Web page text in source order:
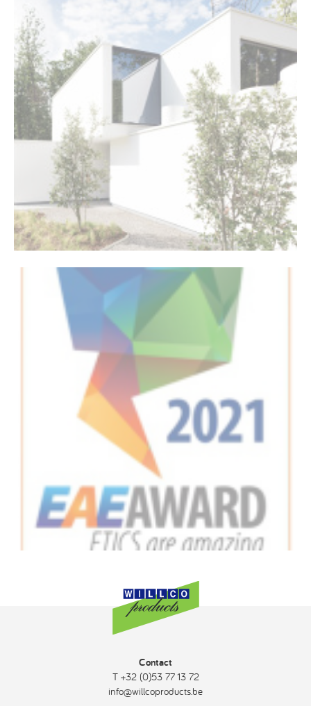
Contact
T +32 (0)53 77 13 72
info@willcoproducts.be